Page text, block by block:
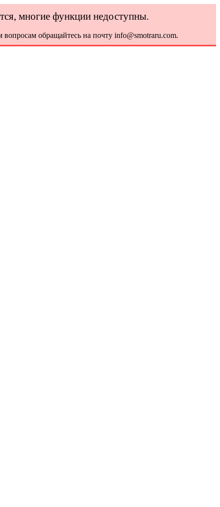
многие функции недоступны.
обращайтесь на почту info@smotraru.com.